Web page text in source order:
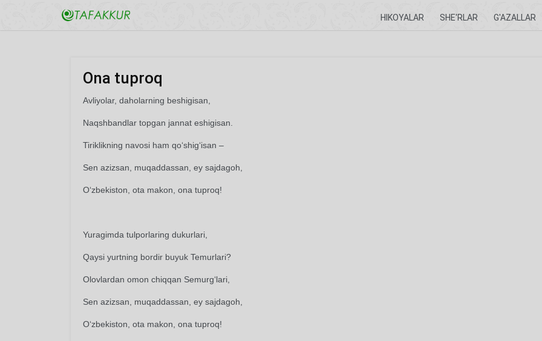
HIKOYALAR SHE'RLAR G'AZALLAR
Ona tuproq
Avliyolar, daholarning beshigisan,
Naqshbandlar topgan jannat eshigisan.
Tiriklikning navosi ham qo‘shig‘isan –
Sen azizsan, muqaddassan, ey sajdagoh,
O‘zbekiston, ota makon, ona tuproq!
Yuragimda tulporlaring dukurlari,
Qaysi yurtning bordir buyuk Temurlari?
Olovlardan omon chiqqan Semurg‘lari,
Sen azizsan, muqaddassan, ey sajdagoh,
O‘zbekiston, ota makon, ona tuproq!